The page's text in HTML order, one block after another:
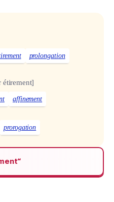
prolongation
étirement]
affinement
prorogation